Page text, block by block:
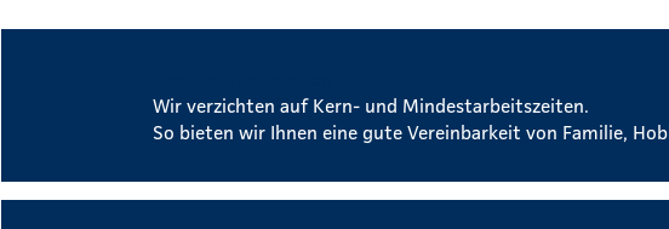
Wir verzichten auf Kern- und Mindestarbeitszeiten.
So bieten wir Ihnen eine gute Vereinbarkeit von Familie,